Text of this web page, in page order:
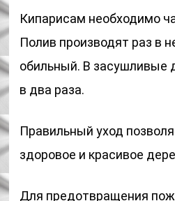
Кипарисам необходимо
Полив производят раз в
обильный. В засушливые
в два раза.
Правильный уход
здоровое и красивое
Для предотвращения